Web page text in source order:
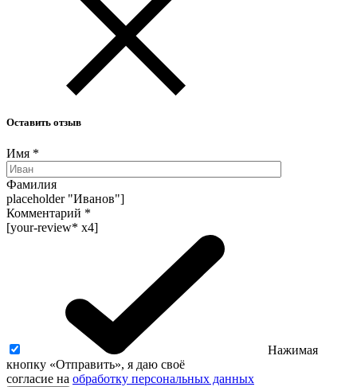
Оставить отзыв
Имя *
Фамилия
placeholder "Иванов"]
Комментарий *
[your-review* x4]
Нажимая
кнопку «Отправить», я даю своё
согласие на обработку персональных данных